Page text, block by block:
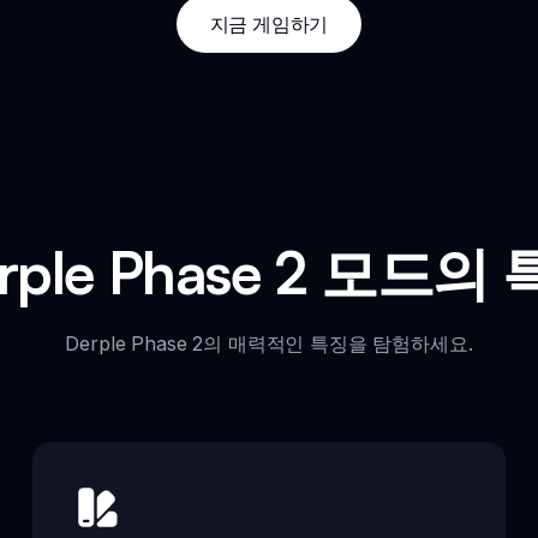
지금 게임하기
Phase 2 모드의
Derple Phase 2의 매력적인 특징을 탐험하세요.